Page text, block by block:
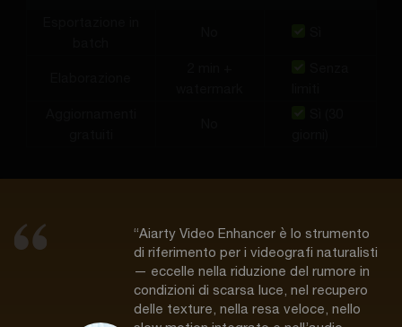
“Aiarty Video Enhancer è lo strumento
di riferimento per i videografi naturalisti
— eccelle nella riduzione del rumore in
condizioni di scarsa luce, nel recupero
delle texture, nella resa veloce, nello